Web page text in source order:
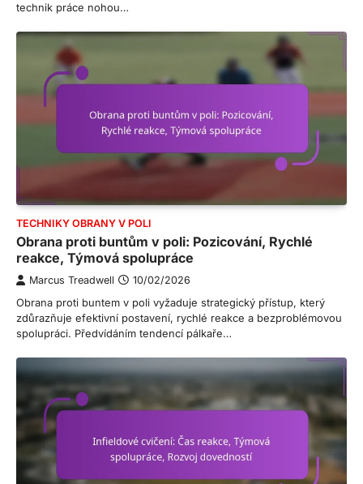
technik práce nohou…
TECHNIKY OBRANY V POLI
Obrana proti buntům v poli: Pozicování, Rychlé
reakce, Týmová spolupráce
Marcus Treadwell 10/02/2026
Obrana proti buntem v poli vyžaduje strategický přístup, který
zdůrazňuje efektivní postavení, rychlé reakce a bezproblémovou
spolupráci. Předvídáním tendencí pálkaře…